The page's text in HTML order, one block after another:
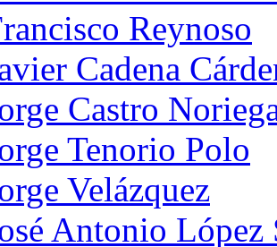
Reynoso
Cadena
Castro
Tenorio Polo
Velázquez
Antonio López